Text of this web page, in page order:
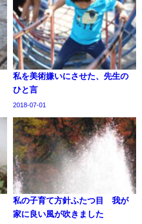
私を美術嫌いにさせた、先生の
ひと言
2018-07-01
私の子育て方針ふたつ目 我が
家に良い風が吹きました